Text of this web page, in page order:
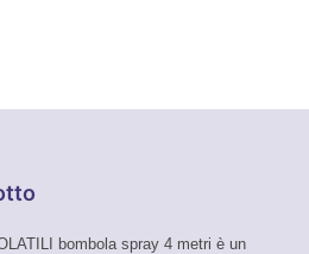
bombola spray 4 metri è un